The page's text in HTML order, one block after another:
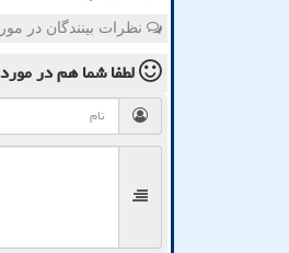
نظرات بینندگان در
لطفا شما همدر